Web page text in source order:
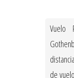
Vuelo
de